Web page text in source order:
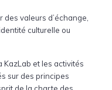
valeurs d’échange,
culturelle ou
et les activités
sur des principes
de la charte des